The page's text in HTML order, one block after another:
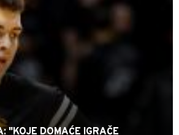
"KOJE DOMAĆE IGRAČE